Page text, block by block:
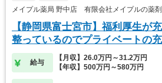
メイプル薬局 野中店 有限会社メイプルの薬
【静岡県富士宮市】福利厚生が
整っているのでプライベートの
給与
【月収】26.0万円～31.2万円
【年収】500万円～580万円